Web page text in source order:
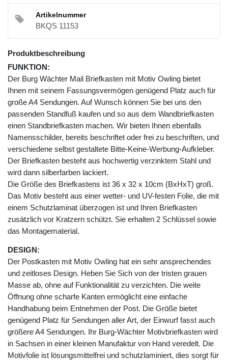
Artikelnummer
BKQS 11153
Produktbeschreibung
FUNKTION:
Der Burg Wächter Mail Briefkasten mit Motiv Owling bietet
Ihnen mit seinem Fassungsvermögen genügend Platz auch für
große A4 Sendungen. Auf Wunsch können Sie bei uns den
passenden Standfuß kaufen und so aus dem Wandbriefkasten
einen Standbriefkasten machen. Wir bieten Ihnen ebenfalls
Namensschilder, bereits beschriftet oder frei zu beschriften, und
verschiedene selbst gestaltete Bitte-Keine-Werbung-Aufkleber.
Der Briefkasten besteht aus hochwertig verzinktem Stahl und
wird dann silberfarben lackiert.
Die Größe des Briefkastens ist 36 x 32 x 10cm (BxHxT) groß.
Das Motiv besteht aus einer wetter- und UV-festen Folie, die mit
einem Schutzlaminat überzogen ist und Ihren Briefkasten
zusätzlich vor Kratzern schützt. Sie erhalten 2 Schlüssel sowie
das Montagematerial.
DESIGN:
Der Postkasten mit Motiv Owling hat ein sehr ansprechendes
und zeitloses Design. Heben Sie Sich von der tristen grauen
Masse ab, ohne auf Funktionalität zu verzichten. Die weite
Öffnung ohne scharfe Kanten ermöglicht eine einfache
Handhabung beim Entnehmen der Post. Die Größe bietet
genügend Platz für Sendungen aller Art, der Einwurf fasst auch
größere A4 Sendungen. Ihr Burg-Wächter Motivbriefkasten wird
in Sachsen in einer kleinen Manufaktur von Hand veredelt. Die
Motivfolie ist lösungsmittelfrei und schutzlaminiert, dies sorgt für